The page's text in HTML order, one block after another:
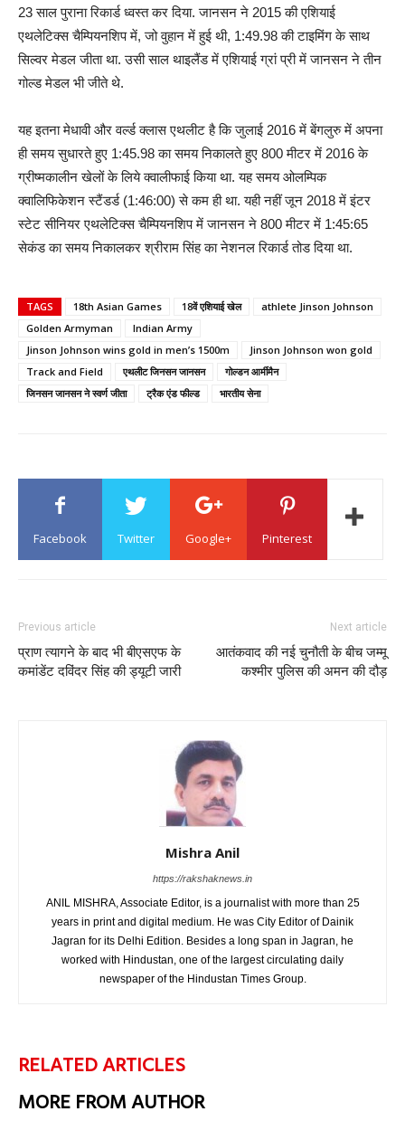
23 साल पुराना रिकार्ड ध्वस्त कर दिया. जानसन ने 2015 की एशियाई
एथलेटिक्स चैम्पियनशिप में, जो वुहान में हुई थी, 1:49.98 की टाइमिंग के साथ
सिल्वर मेडल जीता था. उसी साल थाइलैंड में एशियाई ग्रां प्री में जानसन ने तीन
गोल्ड मेडल भी जीते थे.
यह इतना मेधावी और वर्ल्ड क्लास एथलीट है कि जुलाई 2016 में बेंगलुरु में अपना
ही समय सुधारते हुए 1:45.98 का समय निकालते हुए 800 मीटर में 2016 के
ग्रीष्मकालीन खेलों के लिये क्वालीफाई किया था. यह समय ओलम्पिक
क्वालिफिकेशन स्टैंडर्ड (1:46:00) से कम ही था. यही नहीं जून 2018 में इंटर
स्टेट सीनियर एथलेटिक्स चैम्पियनशिप में जानसन ने 800 मीटर में 1:45:65
सेकंड का समय निकालकर श्रीराम सिंह का नेशनल रिकार्ड तोड दिया था.
TAGS 18th Asian Games 18वें एशियाई खेल
athlete Jinson Johnson
Golden Armyman
Indian Army
Jinson Johnson wins gold in men’s 1500m
Jinson Johnson won gold
Track and Field
एथलीट जिनसन जानसन
गोल्डन आर्मीमैन
जिनसन जानसन ने स्वर्ण जीता
ट्रैक एंड फील्ड भारतीय सेना
Facebook Twitter Google+ Pinterest
Previous article
प्राण त्यागने के बाद भी बीएसएफ के
कमांडेंट दविंदर सिंह की ड्यूटी जारी
Next article
आतंकवाद की नई चुनौती के बीच जम्मू
कश्मीर पुलिस की अमन की दौड़
Mishra Anil
https://rakshaknews.in
ANIL MISHRA, Associate Editor, is a journalist with more than 25
years in print and digital medium. He was City Editor of Dainik
Jagran for its Delhi Edition. Besides a long span in Jagran, he
worked with Hindustan, one of the largest circulating daily
newspaper of the Hindustan Times Group.
RELATED ARTICLES
MORE FROM AUTHOR